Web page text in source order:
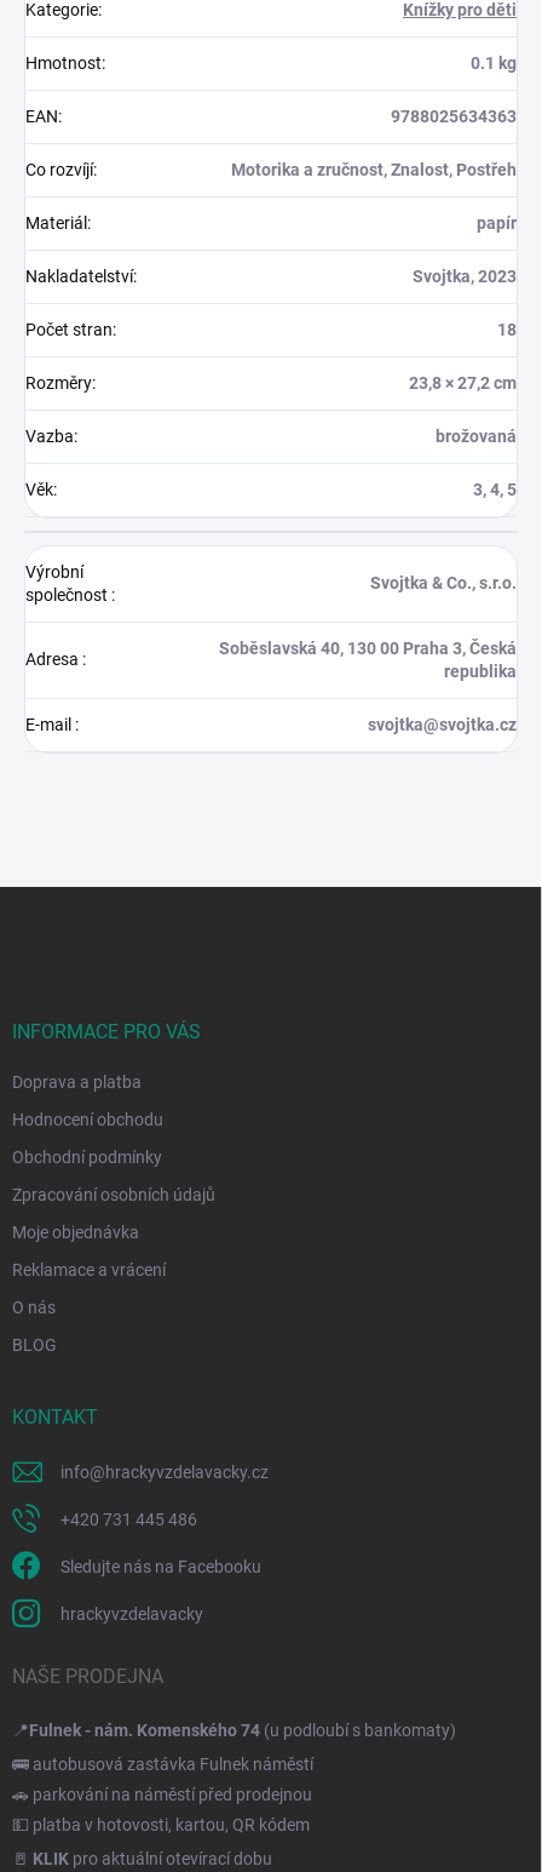
Kategorie: Knížky pro děti
Hmotnost: 0.1 kg
EAN: 9788025634363
Co rozvíjí: Motorika a zručnost, Znalost, Postřeh
Materiál : papír
Nakladatelství: Svojtka, 2023
Počet stran: 18
Rozměry: 23,8 × 27,2 cm
Vazba: brožovaná
Věk: 3, 4, 5
Výrobní
společnost :
Svojtka & Co., s.r.o.
Adresa :
Soběslavská 40, 130 00 Praha 3, Česká
republika
E-mail : svojtka@svojtka.cz
INFORMACE PRO VÁS
Doprava a platba
Hodnocení obchodu
Obchodní podmínky
Zpracování osobních údajů
Moje objednávka
Reklamace a vrácení
O nás
BLOG
KONTAKT
info@hrackyvzdelavacky.cz
+420 731 445 486
Sledujte nás na Facebooku
hrackyvzdelavacky
NAŠE PRODEJNA
📍Fulnek - nám. Komenského 74 (u podloubí s bankomaty)
🚌 autobusová zastávka Fulnek náměstí
🚗 parkování na náměstí před prodejnou
💵 platba v hotovosti, kartou, QR kódem
🚪 KLIK pro aktuální otevírací dobu